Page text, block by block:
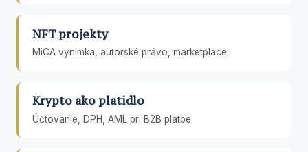
NFT projekty
MiCA výnimka, autorské právo, marketplace.
Krypto ako platidlo
Účtovanie, DPH, AML pri B2B platbe.